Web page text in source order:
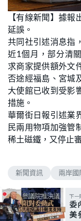
U
n
m
:
.
【有線新聞】據
延誤。
共同社引述消息指
近1個月，部分清
求商家提供額外文
否途經福島、宮城
大使館已收到受影
措施。
華爾街日報引述業
民兩用物項加強管
稀土磁鐵，又停止
新聞資訊 兩岸國
下一
委
美